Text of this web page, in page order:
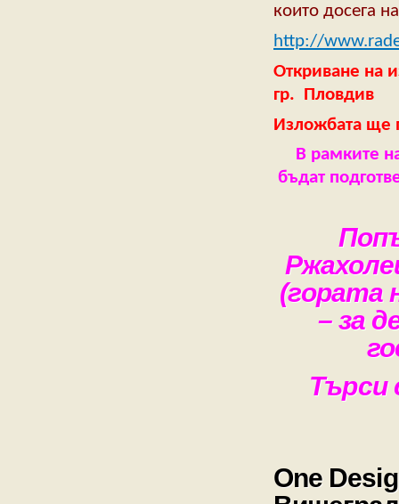
които досега
http://
Откриване на
гр. Пловдив
Изложбата ще
В рамките
бъдат
(гората
– за
Търси
One